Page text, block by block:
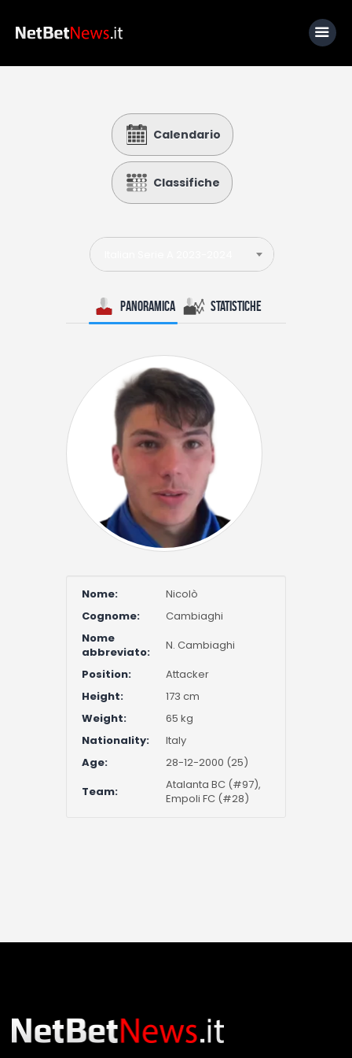
Calcio
Basket
Tennis
Lo Sapevi Che
I consigli di Giulia
Calendario
Classifiche
Panoramica Statistiche
Nome:
Nicolò
Cognome:
Cambiaghi
Nome
abbreviato:
N. Cambiaghi
Position:
Attacker
Height:
173 cm
Weight:
65 kg
Nationality:
Italy
Age:
28-12-2000 (25)
Team:
Atalanta BC (#97),
Empoli FC (#28)